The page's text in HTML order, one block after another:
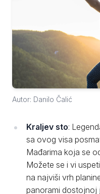
Autor: Danilo Čalić
Kraljev sto:
sa ovog visa
Mađarima koja se
Možete se i vi
na najviši vrh
panorami dostojnoj